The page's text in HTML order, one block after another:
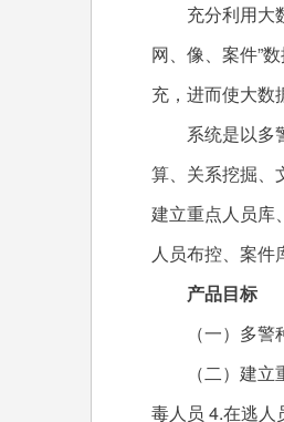
充分利用大数
网、像、案件”
充，进而使大数
系统是以多警
算、关系挖掘、
建立重点人员库
人员布控、案件
产品目标
（一）多警种
（二）建立重
毒人员 4.在逃人